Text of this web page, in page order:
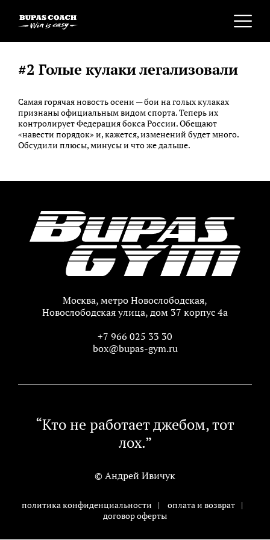
#2 Голые кулаки легализовали
Самая горячая новость осени — бои на голых кулаках
признаны официальным видом спорта. Теперь их
контролирует Федерация бокса России. Обещают
«навести порядок» и, кажется, изменений будет много.
Обсудили плюсы, минусы и что же дальше.
Москва, метро Новослободская,
Новослободская улица, дом 37 корпус 4а
+7 966 025 33 30
box@bupas-gym.ru
“Кто не работает джебом, тот
лох.”
© Андрей Ивичук
политика конфиденциальности | оплата и возврат
|
договор оферты